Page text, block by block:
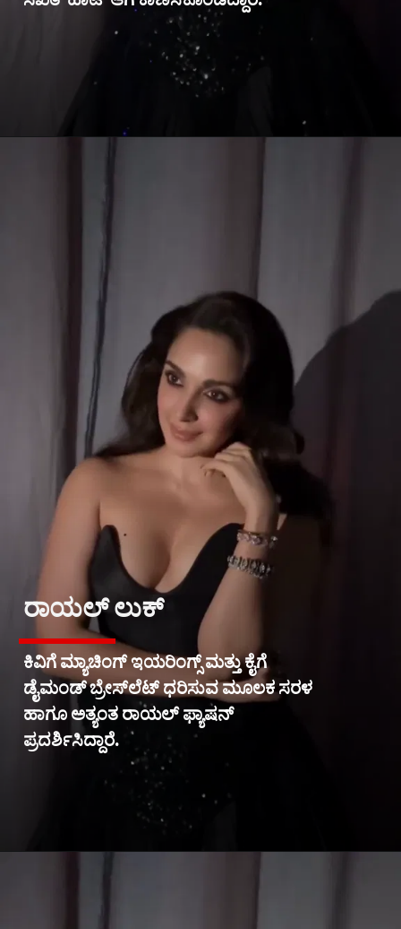
ರಾಯಲ್ ಲುಕ್
ಕಿವಿಗೆ ಮ್ಯಾಚಿಂಗ್ ಇಯರಿಂಗ್ಸ್ ಮತ್ತು ಕೈಗೆ
ಡೈಮಂಡ್ ಬ್ರೇಸ್‌ಲೆಟ್ ಧರಿಸುವ ಮೂಲಕ ಸರಳ
ಹಾಗೂ ಅತ್ಯಂತ ರಾಯಲ್ ಫ್ಯಾಷನ್
ಪ್ರದರ್ಶಿಸಿದ್ದಾರೆ.